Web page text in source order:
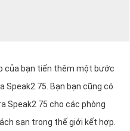
của bạn tiến thêm một bước
Speak2 75. Bạn bạn cũng có
Speak2 75 cho các phòng
sạn trong thế giới kết hợp.